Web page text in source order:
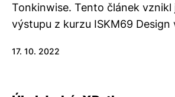
Tonkinwise. Tento článek vznikl
výstupu z kurzu ISKM69 Design
17. 10. 2022